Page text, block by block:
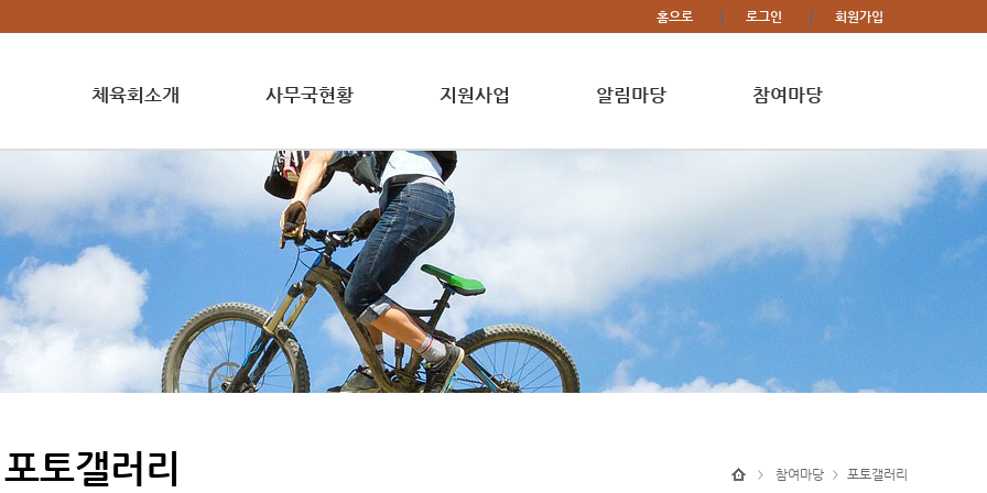
홈으로 로그인 회원가입
체육회소개 사무국현황 지원사업 알림마당 참여마당
포토갤러리 > 참여마당 > 포토갤러리